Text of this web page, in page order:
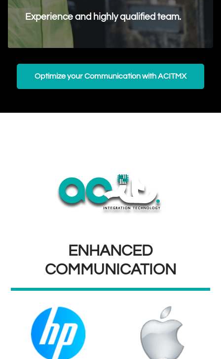
Experience and highly qualified team.
Request Information
Optimize your Communication with ACITMX
ENHANCED
COMMUNICATION